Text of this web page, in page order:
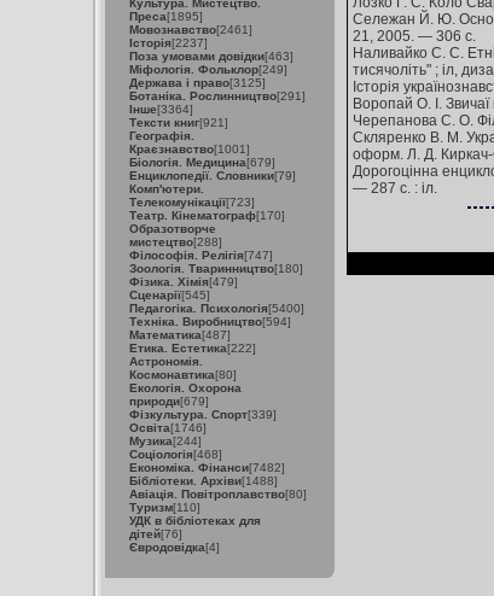
Культура. Мистецтво.
Преса[1895]
Мовознавство[2461]
Історія[2237]
Поза умовами довідки[463]
Міфологія. Фольклор[249]
Держава і право[3125]
Ботаніка. Рослинництво[291]
Інше[3364]
Тексти книг[921]
Географія.
Краєзнавство[1001]
Біологія. Медицина[679]
Енциклопедії. Словники[79]
Комп'ютери.
Телекомунікації[723]
Театр. Кінематограф[170]
Образотворче
мистецтво[288]
Філософія. Релігія[747]
Зоологія. Тваринництво[180]
Фізика. Хімія[479]
Сценарії[545]
Педагогіка. Психологія[5400]
Техніка. Виробництво[594]
Математика[487]
Етика. Естетика[222]
Астрономія.
Космонавтика[80]
Екологія. Охорона
природи[679]
Фізкультура. Спорт[339]
Освіта[1746]
Музика[244]
Соціологія[468]
Економіка. Фінанси[7482]
Бібліотеки. Архіви[1488]
Авіація. Повітроплавство[80]
Туризм[110]
УДК в бібліотеках для
дітей[76]
Євродовідка[4]
Сележан Й. Ю.
21, 2005. — 306 с.
Наливайко С. С.
тисячоліть" ; іл,
Історія
Воропай О. І.
Черепанова С. О.
Скляренко В. М.
оформ. Л. Д.
Дорогоцінна
— 287 с. : іл.